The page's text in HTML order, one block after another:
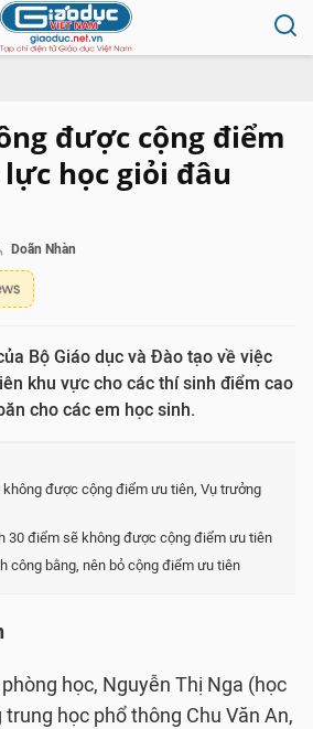
được cộng điểm
học giỏi đâu
Doãn Nhàn
Bộ Giáo dục và Đào tạo về việc
khu vực cho các thí sinh điểm cao
cho các em học sinh.
được cộng điểm ưu tiên, Vụ trưởng
30 điểm sẽ không được cộng điểm ưu tiên
công bằng, nên bỏ cộng điểm ưu tiên
học, Nguyễn Thị Nga (học
học phổ thông Chu Văn An,